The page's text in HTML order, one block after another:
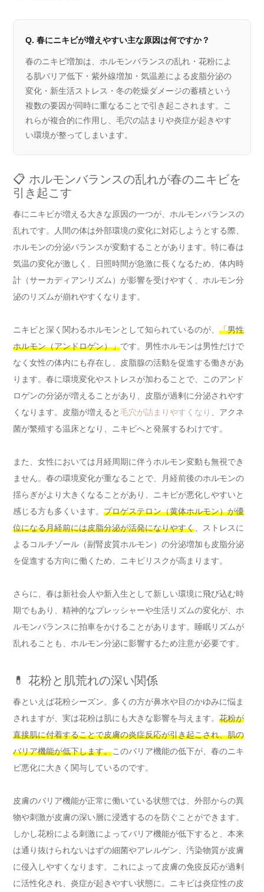
Q. 春にニキビが増えやすい主な原因は何ですか？
春のニキビ増加は、ホルモンバランスの乱れ・花粉によ
る肌バリア低下・紫外線増加・気温差による皮脂分泌の
変化・新生活ストレス・冬の乾燥ダメージの蓄積という
複数の要因が同時に重なることで引き起こされます。こ
れらが複合的に作用し、毛穴の詰まりや炎症が起きやす
い環境が整ってしまいます。
📋 ホルモンバランスの乱れが春のニキビを
引き起こす
春にニキビが増える大きな原因の一つが、ホルモンバランスの
乱れです。人間の体は外部環境の変化に対応しようとする際、
ホルモンの分泌バランスが変動することがあります。特に春は
気温の変化が激しく、日照時間が急激に長くなるため、体内時
計（サーカディアンリズム）が影響を受けやすく、ホルモン分
泌のリズムが崩れやすくなります。
ニキビと深く関わるホルモンとして知られているのが、 「男性
ホルモン（アンドロゲン）」です。男性ホルモンは男性だけで
なく女性の体内にも存在し、皮脂腺の活動を促進する働きがあ
ります。春に環境変化やストレスが加わることで、このアンド
ロゲンの分泌が増えることがあり、皮脂が過剰に分泌されやす
くなります。皮脂が増えると毛穴が詰まりやすくなり
、アクネ
菌が繁殖する温床となり、ニキビへと発展するわけです。
また、女性においては月経周期に伴うホルモン変動も無視でき
ません。春の環境変化が重なることで、月経前後のホルモンの
揺らぎがより大きくなることがあり、ニキビが悪化しやすいと
感じる方も多くいます。 プロゲステロン（黄体ホルモン）が優
位になる月経前には皮脂分泌が活発になりやすく 、ストレスに
よるコルチゾール（副腎皮質ホルモン）の分泌増加も皮脂分泌
を促進する方向に働くため、ニキビリスクが高まります。
さらに、春は新社会人や新入生として新しい環境に飛び込む時
期でもあり、精神的なプレッシャーや生活リズムの変化が、ホ
ルモンバランスに拍車をかけることがあります。睡眠リズムが
乱れることも、ホルモン分泌に影響するため注意が必要です。
💊 花粉と肌荒れの深い関係
春といえば花粉シーズン。多くの方が鼻水や目のかゆみに悩ま
されますが、実は花粉は肌にも大きな影響を与えます。 花粉が
直接肌に付着することで皮膚の炎症反応が引き起こされ、肌の
バリア機能が低下します。このバリア機能の低下が、春のニキ
ビ悪化に大きく関与しているのです。
皮膚のバリア機能が正常に働いている状態では、外部からの異
物や刺激が皮膚の深い層に浸透するのを防ぐことができます。
しかし花粉による刺激によってバリア機能が低下すると、本来
は通り抜けられないはずの細菌やアレルゲン、汚染物質が皮膚
に侵入しやすくなります。これによって皮膚の免疫反応が過剰
に活性化され、炎症が起きやすい状態に。ニキビは炎症性の皮